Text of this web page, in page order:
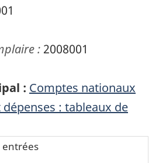
: 2008001
: Comptes nationaux
: tableaux de
entrées